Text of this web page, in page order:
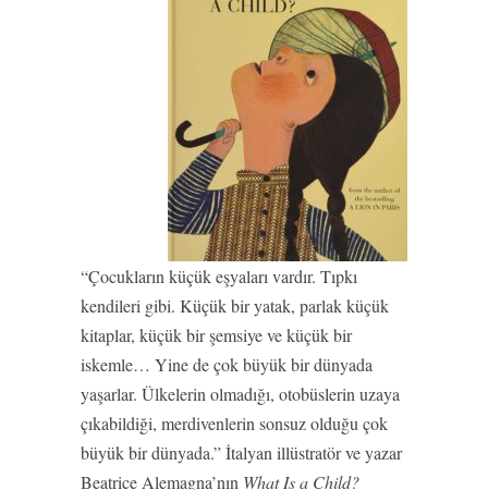
“Çocukların küçük eşyaları vardır. Tıpkı
kendileri gibi. Küçük bir yatak, parlak küçük
kitaplar, küçük bir şemsiye ve küçük bir
iskemle… Yine de çok büyük bir dünyada
yaşarlar. Ülkelerin olmadığı, otobüslerin uzaya
çıkabildiği, merdivenlerin sonsuz olduğu çok
büyük bir dünyada.” İtalyan illüstratör ve yazar
Beatrice Alemagna’nın What Is a Child?